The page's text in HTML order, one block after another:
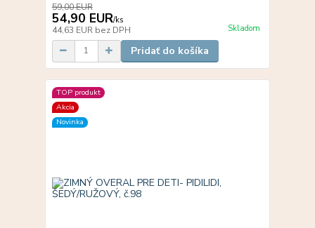
59,00 EUR
54,90 EUR/ks
44,63 EUR bez DPH Skladom
Pridať do košíka
TOP produkt
Akcia
Novinka